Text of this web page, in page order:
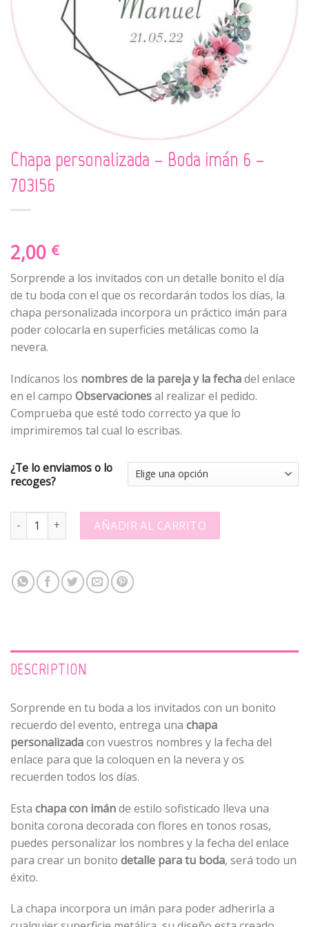
Chapa personalizada – Boda imán 6 –
703156
2,00 €
Sorprende a los invitados con un detalle bonito el día
de tu boda con el que os recordarán todos los días, la
chapa personalizada incorpora un práctico imán para
poder colocarla en superficies metálicas como la
nevera.
Indícanos los nombres de la pareja y la fechadel enlace
en el campo Observacionesal realizar el pedido.
Comprueba que esté todo correcto ya que lo
imprimiremos tal cual lo escribas.
¿Te lo enviamos o lo
recoges?
Chapa personalizada - Boda imán 6 - 703156 quantity
AÑADIR AL CARRITO
DESCRIPTION
Sorprende en tu boda a los invitados con un bonito
recuerdo del evento, entrega una chapa
personalizadacon vuestros nombres y la fecha del
enlace para que la coloquen en la nevera y os
recuerden todos los días.
Esta chapa con imánde estilo sofisticado lleva una
bonita corona decorada con flores en tonos rosas,
puedes personalizar los nombres y la fecha del enlace
para crear un bonito detalle para tu boda, será todo un
éxito.
La chapa incorpora un imán para poder adherirla a